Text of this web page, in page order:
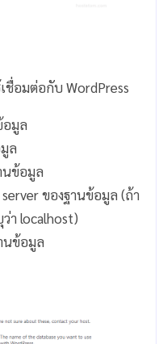
อมต่อกับ WordPress
อมูล
ล
นข้อมูล
ของฐานข้อมูล (ถ้า
า localhost)
นข้อมูล